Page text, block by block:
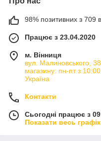
98% позитивних з 709
Працює з 23.04.2020
м. Вінниця
вул. Малиновського,
магазину: пн-пт з
Україна
Контакти
Сьогодні працює з
Показати весь